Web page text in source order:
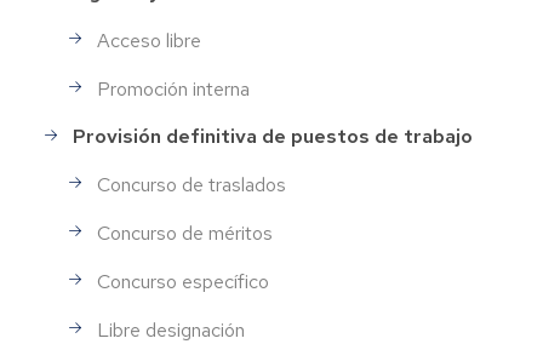
Acceso libre
Promoción interna
Provisión definitiva de puestos de trabajo
Concurso de traslados
Concurso de méritos
Concurso específico
Libre designación